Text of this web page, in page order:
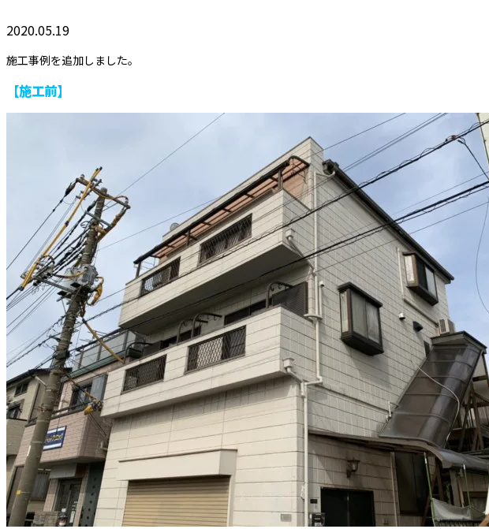
2020.05.19
施工事例を追加しました。
【施工前】